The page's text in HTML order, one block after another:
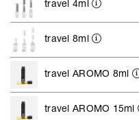
travel 4ml
travel 8ml
travel AROMO 8ml
travel AROMO 15ml